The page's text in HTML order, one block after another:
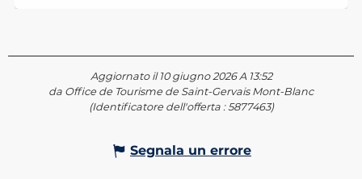
Aggiornato il 10 giugno 2026 A 13:52
da Office de Tourisme de Saint-Gervais Mont-Blanc
(Identificatore dell'offerta :5877463)
Segnala un errore